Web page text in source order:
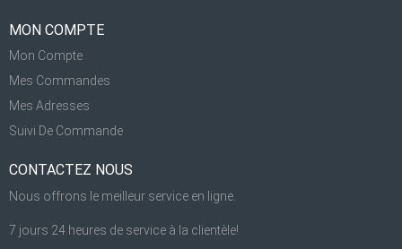
MON COMPTE
Mon Compte
Mes Commandes
Mes Adresses
Suivi De Commande
CONTACTEZ NOUS
Nous offrons le meilleur service en ligne.
7 jours 24 heures de service à la clientèle!